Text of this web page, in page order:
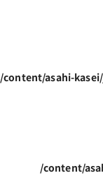
/content/asahi-
/content/